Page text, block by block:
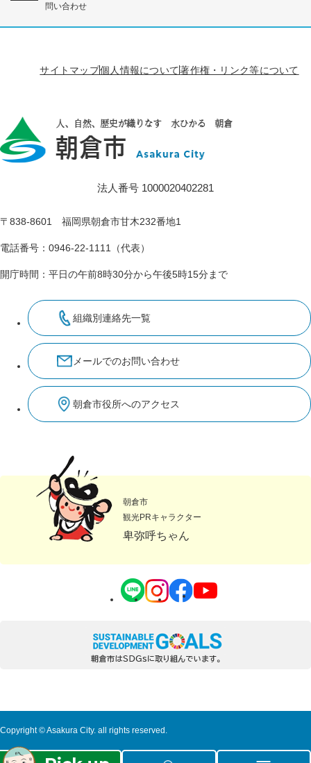
問い合わせ
サイトマップ個人情報について著作権・リンク等について
法人番号 1000020402281
〒838-8601 福岡県朝倉市甘木232番地1
電話番号：0946-22-1111（代表）
開庁時間：平日の午前8時30分から午後5時15分まで
組織別連絡先一覧
メールでのお問い合わせ
朝倉市役所へのアクセス
朝倉市
観光PRキャラクター
卑弥呼ちゃん
Copyright © Asakura City. all rights reserved.